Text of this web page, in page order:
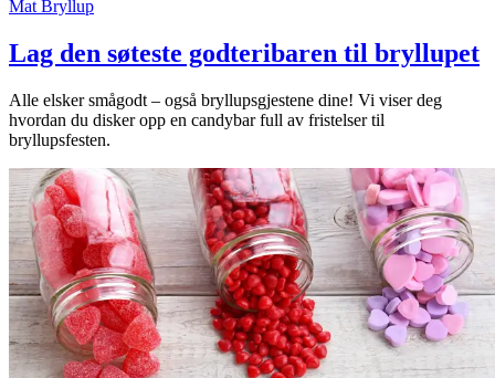
Mat Bryllup
Lag den søteste godteribaren til bryllupet
Alle elsker smågodt – også bryllupsgjestene dine! Vi viser deg
hvordan du disker opp en candybar full av fristelser til
bryllupsfesten.